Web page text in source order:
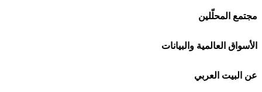
منصة بينانس
شركات تداول في الكويت
شركات تداول في قطر
🇸🇦 السوق السعودية
🇦🇪 أسواق الإمارات
🇪🇬 البورصة المصرية
🕌 حاسبة الزكاة
💱 محول العملات
🧮 حاسبة حجم اللوت
مجتمع المحلّلين
🧱 حائط المجتمع
🏆 لوحة المحلّلين
الأسواق العالمية والبيانات
🌐 المؤشرات العالمية
عن البيت العربي